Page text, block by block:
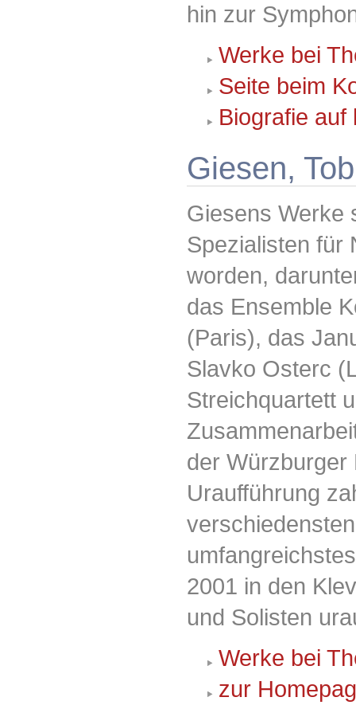
hin zur
Werke bei
Seite beim
Biografie auf
Giesen,
Giesens Werke
Spezialisten für
worden,
das Ensemble
(Paris), das
Slavko Osterc
Streichquartett
der Würzburger
Uraufführung
2001 in den
und Solisten
Werke bei
zur